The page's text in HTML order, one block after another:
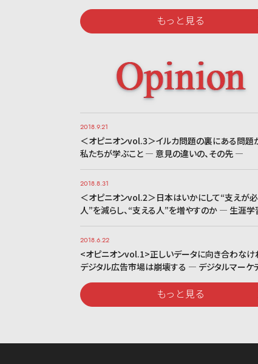
もっと見る
2018.9.21
＜オピニオンvol.3＞イルカ問題の裏にある問題
私たちが学ぶこと ― 意見の違いの、その先 ―
2018.8.31
＜オピニオンvol.2＞日本はいかにして“支えが
人”を減らし、“支える人”を増やすのか ― 生涯
2018.6.22
<オピニオンvol.1>正しいデータに向き合わなけ
デジタル広告市場は崩壊する ― デジタルマーケ
もっと見る